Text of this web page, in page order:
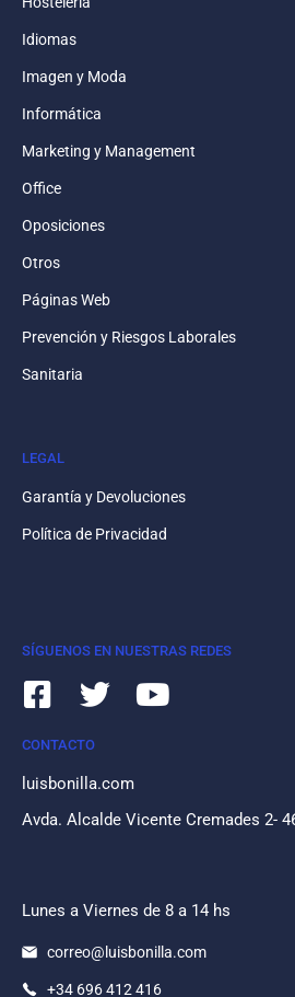
Idiomas
Imagen y Moda
Informática
Marketing y Management
Office
Oposiciones
Otros
Páginas Web
Prevención y Riesgos Laborales
Sanitaria
LEGAL
Garantía y Devoluciones
Política de Privacidad
SÍGUENOS EN NUESTRAS REDES
CONTACTO
luisbonilla.com
Avda. Alcalde Vicente Cremades 2-
Lunes a Viernes de 8 a 14 hs
correo@luisbonilla.com
+34 696 412 416